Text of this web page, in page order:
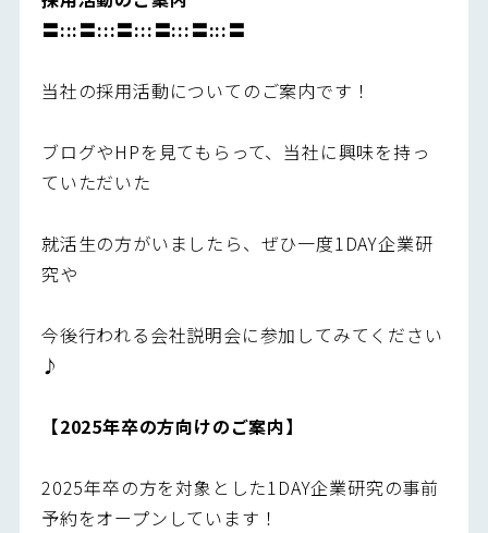
〓:::〓:::〓:::〓:::〓:::〓
当社の採用活動についてのご案内です！
ブログやHPを見てもらって、当社に興味を持っ
ていただいた
就活生の方がいましたら、ぜひ一度1DAY企業研
究や
今後行われる会社説明会に参加してみてください
♪
【2025年卒の方向けのご案内】
2025年卒の方を対象とした1DAY企業研究の事前
予約をオープンしています！